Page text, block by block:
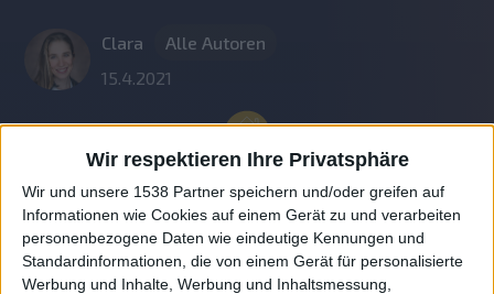
Wir respektieren Ihre Privatsphäre
Wir und unsere 1538 Partner speichern und/oder greifen auf
Informationen wie Cookies auf einem Gerät zu und verarbeiten
personenbezogene Daten wie eindeutige Kennungen und
Standardinformationen, die von einem Gerät für personalisierte
Werbung und Inhalte, Werbung und Inhaltsmessung,
Clara
Alle Autoren
15.4.2021